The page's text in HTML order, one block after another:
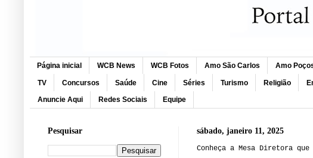
Página inicial WCB News WCB Fotos Amo São Carlos Amo
TV Concursos Saúde Cine Séries Turismo Religião
Anuncie Aqui Redes Sociais Equipe
sábado, janeiro 11, 2025
Conheça a Mesa Diretora
Pesquisar